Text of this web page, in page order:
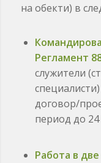
на обекти) в
Регламент
служители
договор/
период до
Работа в